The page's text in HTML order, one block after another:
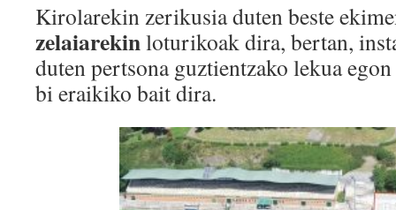
Kirolarekin zerikusia duten beste
zelaiarekinloturikoak dira, bertan,
duten pertsona guztientzako lekua
bi eraikiko bait dira.